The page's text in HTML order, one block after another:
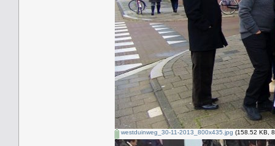
westduinweg_30-11-2013_800x435.jpg (158.52 KB,